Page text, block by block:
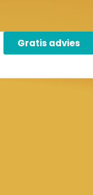
Gratis advies